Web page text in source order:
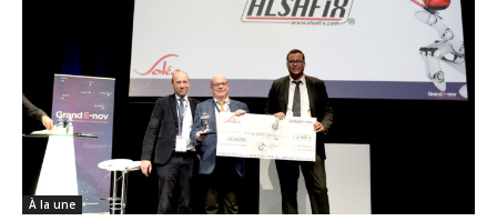
À la une